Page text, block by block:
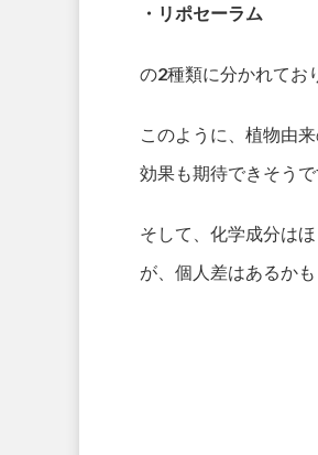
・リポセーラム
の2種類に分かれてお
このように、植物由
効果も期待できそうで
そして、化学成分は
が、個人差はあるかも